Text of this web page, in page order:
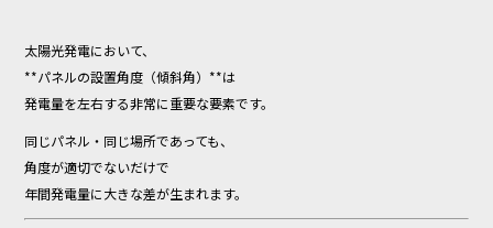
太陽光発電において、
**パネルの設置角度（傾斜角）**は
発電量を左右する非常に重要な要素です。
同じパネル・同じ場所であっても、
角度が適切でないだけで
年間発電量に大きな差が生まれます。